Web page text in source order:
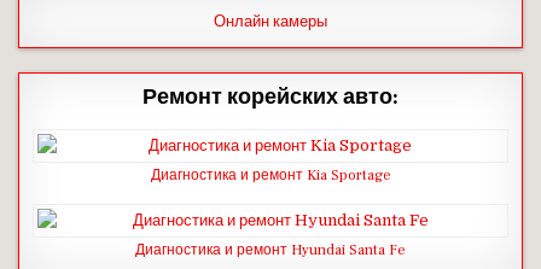
Онлайн камеры
Ремонт корейских авто:
Диагностика и ремонт Kia Sportage
Диагностика и ремонт Hyundai Santa Fe